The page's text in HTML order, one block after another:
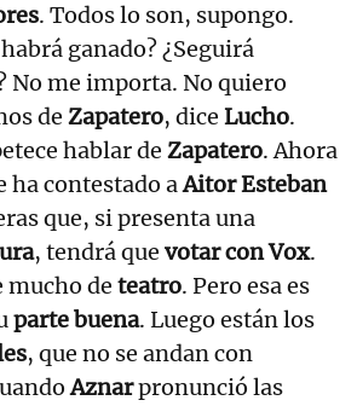
. Todos lo son, supongo.
habrá ganado? ¿Seguirá
No me importa. No quiero
de Zapatero, dice Lucho.
hablar de Zapatero. Ahora
ha contestado aAitor Esteban
que, si presenta una
, tendrá que votar con Vox.
de teatro. Pero esa es
parte buena. Luego están los
, que no se andan con
Aznarpronunció las